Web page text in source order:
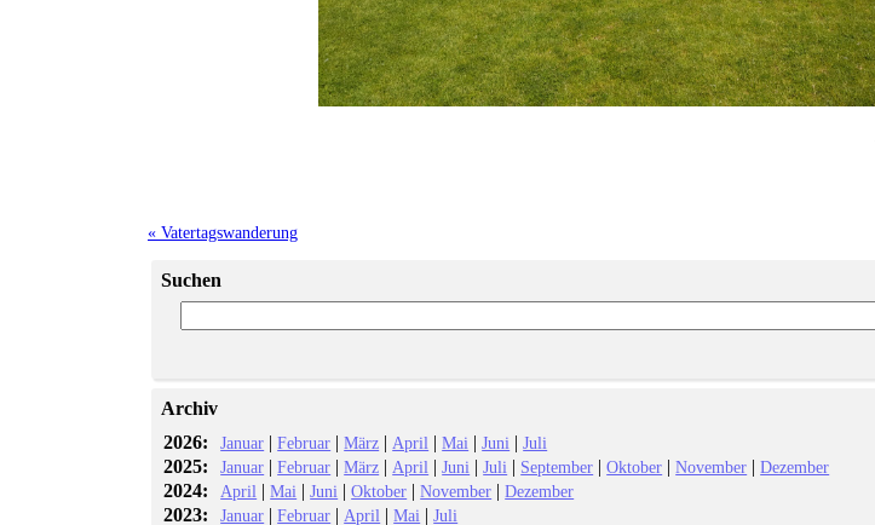
« Vatertagswanderung
Suchen
Archiv
2026:
Januar |Februar |März |April |Mai |Juni |Juli
2025: Januar |Februar |März |April |Juni |Juli | September |Oktober |November |Dezember
2024: April |Mai |Juni |Oktober |November |Dezember
2023: Januar |Februar |April |Mai |Juli